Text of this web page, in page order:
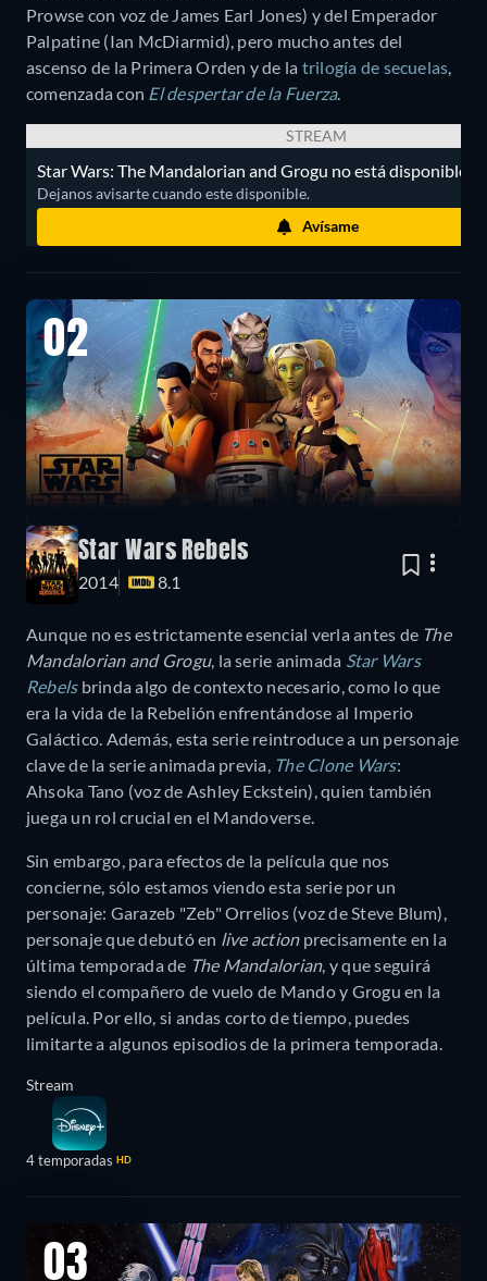
Prowse con voz de James Earl Jones) y del Emperador
Palpatine (Ian McDiarmid), pero mucho antes del
ascenso de la Primera Orden y de la trilogía de secuelas,
comenzada con El despertar de la Fuerza.
STREAM
Star Wars: The Mandalorian and Grogu no está disponible
Dejanos avisarte cuando este disponible.
Avísame
02
Star Wars Rebels
2014 8.1
Aunque no es estrictamente esencial verla antes de The
Mandalorian and Grogu, la serie animada Star Wars
Rebelsbrinda algo de contexto necesario, como lo que
era la vida de la Rebelión enfrentándose al Imperio
Galáctico. Además, esta serie reintroduce a un personaje
clave de la serie animada previa, The Clone Wars:
Ahsoka Tano (voz de Ashley Eckstein), quien también
juega un rol crucial en el Mandoverse.
Sin embargo, para efectos de la película que nos
concierne, sólo estamos viendo esta serie por un
personaje: Garazeb "Zeb" Orrelios (voz de Steve Blum),
personaje que debutó en live actionprecisamente en la
última temporada de The Mandalorian, y que seguirá
siendo el compañero de vuelo de Mando y Grogu en la
película. Por ello, si andas corto de tiempo, puedes
limitarte a algunos episodios de la primera temporada.
Stream
4 temporadas HD
03